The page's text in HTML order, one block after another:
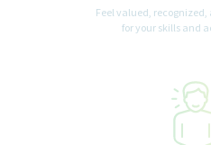
Feel valued,
for your skills and